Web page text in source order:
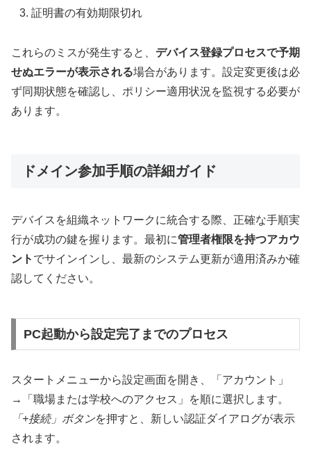
証明書の有効期限切れ
これらのミスが発生すると、 デバイス登録プロセスで予期
せぬエラーが表示される場合があります。設定変更後は必
ず同期状態を確認し、ポリシー適用状況を監視する必要が
あります。
ドメイン参加手順の詳細ガイド
デバイスを組織ネットワークに統合する際、正確な手順実
行が成功の鍵を握ります。最初に管理者権限を持つアカウ
ント でサインインし、最新のシステム更新が適用済みか確
認してください。
PC起動から設定完了までのプロセス
スタートメニューから設定画面を開き、「アカウント」
→「職場または学校へのアクセス」を順に選択します。
「+接続」ボタンを押すと、新しい認証ダイアログが表示
されます。